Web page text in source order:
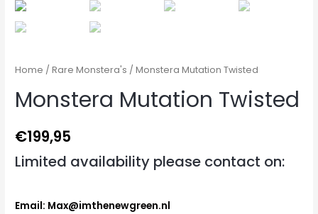
Home /Rare Monstera's / Monstera Mutation Twisted
Monstera Mutation Twisted
€199,95
Limited availability please contact on:
Email: Max@imthenewgreen.nl